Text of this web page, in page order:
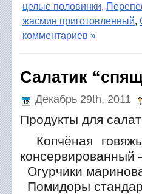
целые половинки,
жасмин приготовленный,
комментариев »
Салатик
Декабрь 29th, 2011
Продукты для
Копчёная
консервированный
Огурчики
Помидоры